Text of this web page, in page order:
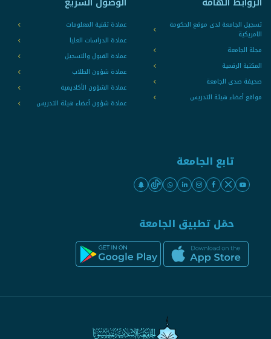
تسجيل الجامعة لدى موقع الحكومة
الامريكية
مجلة الجامعة
المكتبة الرقمية
صحيفة صدى الجامعة
مواقع أعضاء هيئة التدريس
عمادة تقنية المعلومات
عمادة الدراسات العليا
عمادة القبول والتسجيل
عمادة شؤون الطلاب
عمادة الشؤون الأكاديمية
عمادة شؤون أعضاء هيئة التدريس
تابع الجامعة
حمّل تطبيق الجامعة